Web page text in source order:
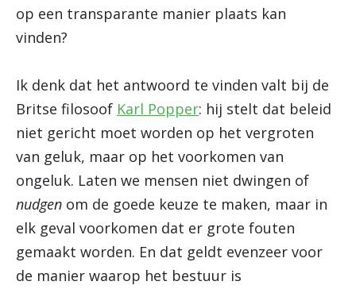
op een transparante manier plaats kan
vinden?
Ik denk dat het antwoord te vinden valt bij de
Britse filosoof Karl Popper: hij stelt dat beleid
niet gericht moet worden op het vergroten
van geluk, maar op het voorkomen van
ongeluk. Laten we mensen niet dwingen of
nudgen om de goede keuze te maken, maar in
elk geval voorkomen dat er grote fouten
gemaakt worden. En dat geldt evenzeer voor
de manier waarop het bestuur is